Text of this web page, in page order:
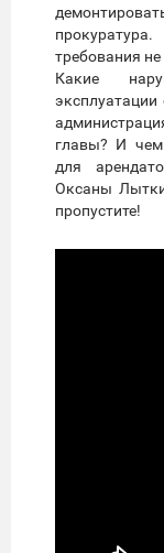
требования не
Какие
главы? И чем
для
Оксаны
пропустите!